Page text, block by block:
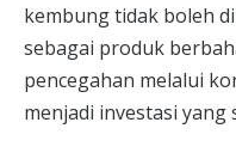
kembung tidak boleh
sebagai produk
pencegahan melalui
menjadi investasi yang